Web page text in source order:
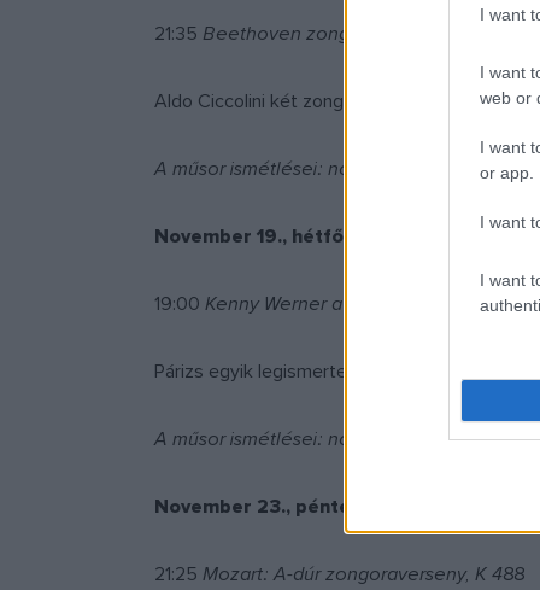
I want
I want
web or
I want
or app.
I want
I want
21:35 Beethoven zongoraszonátái
Aldo Ciccolini két zongoraszonátát ad elő
A műsor ismétlései: november 17, 14:35;
November 19., hétfő
19:00 Kenny Werner a New Morningban
Párizs egyik legismertebb jazz klubjában
A műsor ismétlései: november 20, 22:50;
November 23., péntek
21:25 Mozart: A-dúr zongoraverseny, K 488